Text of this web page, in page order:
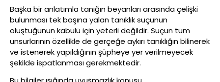
Başka bir anlatımla tanığın beyanları arasında çelişki
bulunması tek başına yalan tanıklık suçunun
oluştuğunun kabulü için yeterli değildir. Suçun tüm
unsurlarının özellikle de gerçeğe aykırı tanıklığın bilinerek
ve istenerek yapıldığının şüpheye yer verilmeyecek
şekilde ispatlanması gerekmektedir.